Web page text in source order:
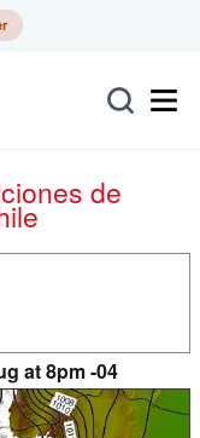
at 8pm -04